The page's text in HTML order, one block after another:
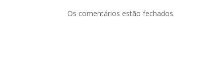
Os comentários estão fechados.